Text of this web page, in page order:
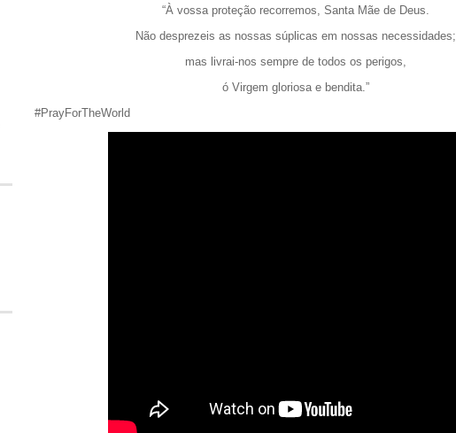
“À vossa proteção recorremos, Santa Mãe de Deus.
Não desprezeis as nossas súplicas em nossas necessidades;
mas livrai-nos sempre de todos os perigos,
ó Virgem gloriosa e bendita.”
#PrayForTheWorld